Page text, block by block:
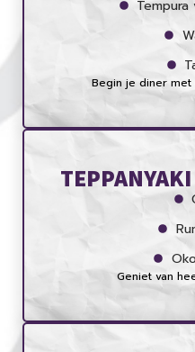
Tempura
Begin je diner met
TEPPANYAKI
Geniet van